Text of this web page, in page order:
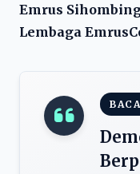
Emrus
Lembaga